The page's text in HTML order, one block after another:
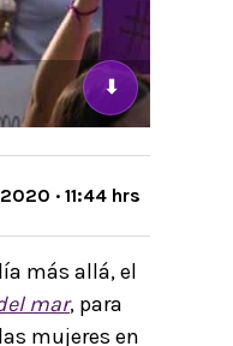
⬇
· 11:44 hrs
más allá, el
mar, para
mujeres en